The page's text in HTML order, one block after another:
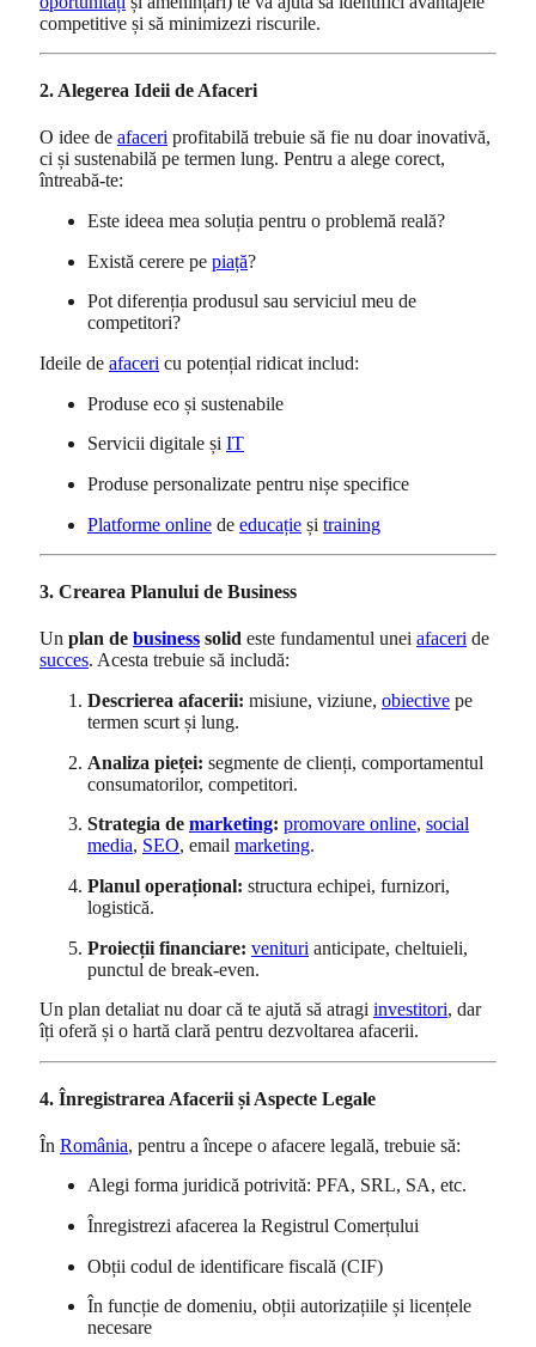
competitive și să minimizezi riscurile.
2. Alegerea Ideii de Afaceri
O idee de afaceri profitabilă trebuie să fie nu doar inovativă,
ci și sustenabilă pe termen lung. Pentru a alege corect,
întreabă-te:
Este ideea mea soluția pentru o problemă reală?
Există cerere pe piață?
Pot diferenția produsul sau serviciul meu de
competitori?
Ideile de afaceri cu potențial ridicat includ:
Produse eco și sustenabile
Servicii digitale și IT
Produse personalizate pentru nișe specifice
Platforme online de educație și training
3. Crearea Planului de Business
Un plan de business solid este fundamentul unei afaceri de
succes. Acesta trebuie să includă:
Descrierea afacerii: misiune, viziune, obiective pe
termen scurt și lung.
Analiza pieței: segmente de clienți, comportamentul
consumatorilor, competitori.
Strategia de marketing: promovare online, social
media, SEO, email marketing.
Planul operațional: structura echipei, furnizori,
logistică.
Proiecții financiare: venituri anticipate, cheltuieli,
punctul de break-even.
Un plan detaliat nu doar că te ajută să atragi investitori, dar
îți oferă și o hartă clară pentru dezvoltarea afacerii.
4. Înregistrarea Afacerii și Aspecte Legale
În România, pentru a începe o afacere legală, trebuie să:
Alegi forma juridică potrivită: PFA, SRL, SA, etc.
Înregistrezi afacerea la Registrul Comerțului
Obții codul de identificare fiscală (CIF)
În funcție de domeniu, obții autorizațiile și licențele
necesare